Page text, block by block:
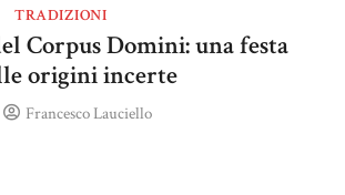
TRADIZIONI
Corpus Domini: una festa
origini incerte
Francesco Lauciello